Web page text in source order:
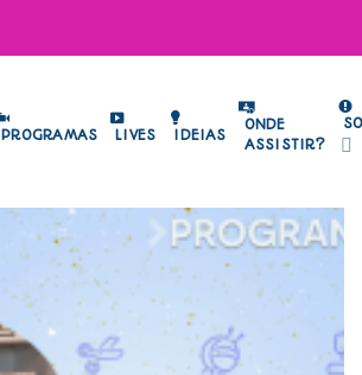
PROGRAMAS LIVES IDEIAS
ONDE
ASSISTIR?